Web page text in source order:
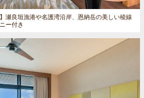
】瀬良垣漁港や名護湾沿岸、恩納岳の美しい稜線
ー付き